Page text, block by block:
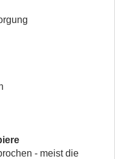
- meist die